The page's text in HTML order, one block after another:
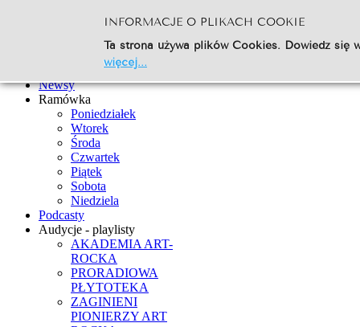
Go
Strona Główna
Newsy
Ramówka
Poniedziałek
Wtorek
Środa
Czwartek
Piątek
Sobota
Niedziela
Podcasty
Audycje - playlisty
AKADEMIA ART-
ROCKA
PRORADIOWA
PŁYTOTEKA
ZAGINIENI
PIONIERZY ART
INFORMACJE O PLIKACH COOKIE
Ta strona używa plików Cookies. Dowiedz
więcej...